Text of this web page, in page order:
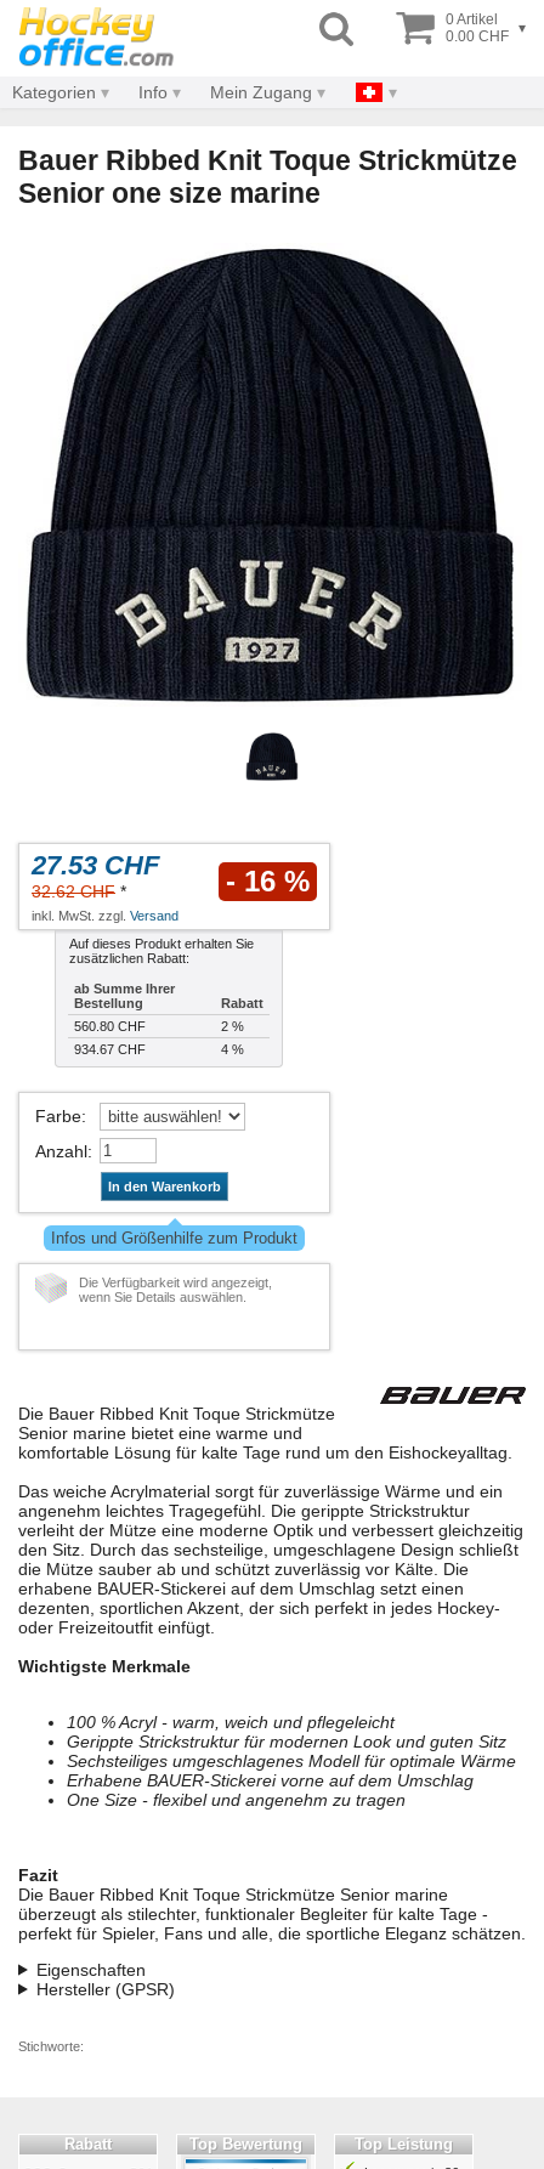
0 Artikel
0.00 CHF ▾
Kategorien Info Mein Zugang
Bauer Ribbed Knit Toque Strickmütze
Senior one size marine
27.53 CHF
32.62 CHF * - 16 %
inkl. MwSt. zzgl. Versand
Auf dieses Produkt erhalten Sie
zusätzlichen Rabatt:
ab Summe Ihrer
Bestellung
Rabatt
560.80 CHF
2 %
934.67 CHF
4 %
Farbe:
Anzahl:
In den Warenkorb
Infos und Größenhilfe zum Produkt
Die Verfügbarkeit wird angezeigt,
wenn Sie Details auswählen.
Die Bauer Ribbed Knit Toque Strickmütze
Senior marine bietet eine warme und
komfortable Lösung für kalte Tage rund um den Eishockeyalltag.
Das weiche Acrylmaterial sorgt für zuverlässige Wärme und ein
angenehm leichtes Tragegefühl. Die gerippte Strickstruktur
verleiht der Mütze eine moderne Optik und verbessert gleichzeitig
den Sitz. Durch das sechsteilige, umgeschlagene Design schließt
die Mütze sauber ab und schützt zuverlässig vor Kälte. Die
erhabene BAUER-Stickerei auf dem Umschlag setzt einen
dezenten, sportlichen Akzent, der sich perfekt in jedes Hockey-
oder Freizeitoutfit einfügt.
Wichtigste Merkmale
100 % Acryl - warm, weich und pflegeleicht
Gerippte Strickstruktur für modernen Look und guten Sitz
Sechsteiliges umgeschlagenes Modell für optimale Wärme
Erhabene BAUER-Stickerei vorne auf dem Umschlag
One Size - flexibel und angenehm zu tragen
Fazit
Die Bauer Ribbed Knit Toque Strickmütze Senior marine
überzeugt als stilechter, funktionaler Begleiter für kalte Tage -
perfekt für Spieler, Fans und alle, die sportliche Eleganz schätzen.
Eigenschaften
Hersteller (GPSR)
Stichworte:
Rabatt Top Bewertung Top Leistung